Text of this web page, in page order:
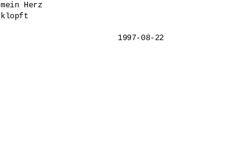
mein Herz
klopft
			1997-08-22